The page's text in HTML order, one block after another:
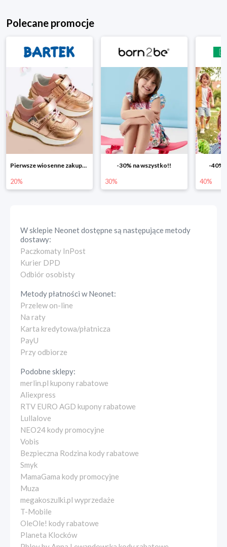
Polecane promocje
-30% na wszystko!!
30%
-40% na drugą sztukę
40% 25%
W sklepie Neonetdostępne są następujące metody
dostawy:
Paczkomaty InPost
Kurier DPD
Odbiór osobisty
Metody płatności wNeonet:
Przelew on-line
Na raty
Karta kredytowa/płatnicza
PayU
Przy odbiorze
Podobne sklepy:
merlin.pl kupony rabatowe
Aliexpress
RTV EURO AGD kupony rabatowe
Lullalove
NEO24 kody promocyjne
Vobis
Bezpieczna Rodzina kody rabatowe
Smyk
MamaGama kody promocyjne
Muza
megakoszulki.pl wyprzedaże
T-Mobile
OleOle! kody rabatowe
Planeta Klocków